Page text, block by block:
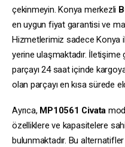
çekinmeyin. Konya merkezli
en uygun fiyat garantisi ve
Hizmetlerimiz sadece Konya
yerine ulaşmaktadır.
parçayı 24 saat içinde
olan parçayı en kısa sürede
Ayrıca, MP10561 Civata
özelliklere ve kapasitelere
bulunmaktadır. Bu